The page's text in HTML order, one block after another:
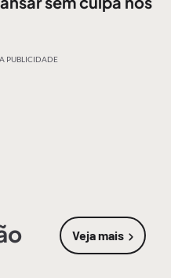
PUBLICIDADE
Veja mais
sobre